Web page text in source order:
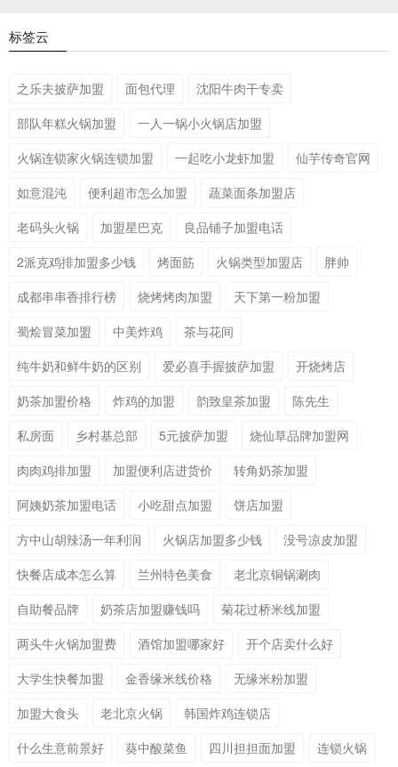
标签云
之乐夫披萨加盟 面包代理
沈阳牛肉干专卖
部队年糕火锅加盟
一人一锅小火锅店加盟
火锅连锁家火锅连锁加盟
一起吃小龙虾加盟
仙芋传奇官网
如意混沌
便利超市怎么加盟
蔬菜面条加盟店
老码头火锅
加盟星巴克
良品铺子加盟电话
2派克鸡排加盟多少钱
烤面筋 火锅类型加盟店
胖帅
成都串串香排行榜
烧烤烤肉加盟
天下第一粉加盟
蜀烩冒菜加盟
中美炸鸡
茶与花间
纯牛奶和鲜牛奶的区别
爱必喜手握披萨加盟
开烧烤店
奶茶加盟价格
炸鸡的加盟 韵致皇茶加盟
陈先生
私房面
乡村基总部 5元披萨加盟
烧仙草品牌加盟网
肉肉鸡排加盟
加盟便利店进货价
转角奶茶加盟
阿姨奶茶加盟电话
小吃甜点加盟
饼店加盟
方中山胡辣汤一年利润
火锅店加盟多少钱
没号凉皮加盟
快餐店成本怎么算
兰州特色美食
老北京铜锅涮肉
自助餐品牌
奶茶店加盟赚钱吗
菊花过桥米线加盟
两头牛火锅加盟费
酒馆加盟哪家好
开个店卖什么好
大学生快餐加盟
金香缘米线价格
无缘米粉加盟
加盟大食头
老北京火锅
韩国炸鸡连锁店
什么生意前景好
葵中酸菜鱼 四川担担面加盟
连锁火锅